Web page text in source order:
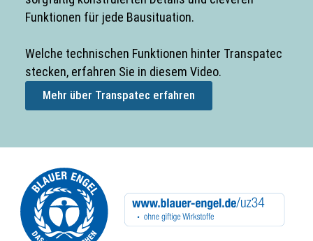
Funktionen für jede Bausituation.
Welche technischen Funktionen hinter Transpatec
stecken, erfahren Sie in diesem Video.
Mehr über Transpatec erfahren